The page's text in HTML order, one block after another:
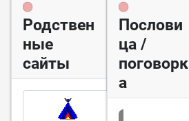
Родствен
ные
сайты
Послови
ца /
поговорк
а